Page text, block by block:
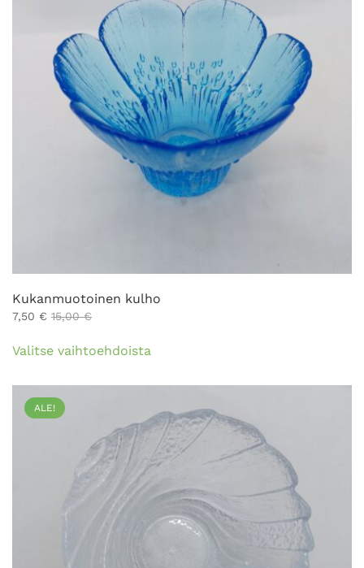
valinnat
tuotteen
sivulla.
Kukanmuotoinen kulho
7,50 € 15,00€
Valitse vaihtoehdoistatuotteella
muunnelma.
Voit
tehdä
valinnat
tuotteen
ALE!